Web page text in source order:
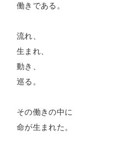
働きである。
流れ、
生まれ、
動き、
巡る。
その働きの中に
命が生まれた。